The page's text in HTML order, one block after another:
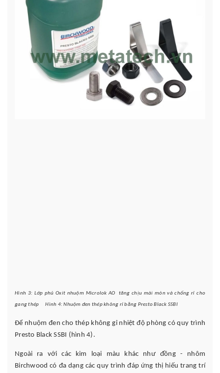
Hình 3: Lớp phủ Oxit nhuộm Microlok AO tăng chịu mài mònvà chống rỉ cho
gang thép Hình 4: Nhuộm đen thép không rỉ bằng Presto Black SSBI
Để nhuộm đen cho thép không gỉ nhiệt độ phòng có quy trình
Presto Black SSBI (hình 4).
Ngoài ra với các kim loại màu khác như đồng - nhôm
Birchwood có đa dạng các quy trình đáp ứng thị hiếu trang trí